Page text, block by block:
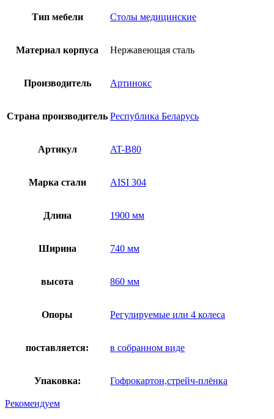
Тип мебели Столы медицинские
Материал корпуса Нержавеющая сталь
Производитель Артинокс
Страна производитель Республика Беларусь
Артикул AT-B80
Марка стали AISI 304
Длина 1900 мм
Ширина 740 мм
высота 860 мм
Опоры Регулируемые или 4 колеса
поставляется: в собранном виде
Упаковка: Гофрокартон,стрейч-плёнка
Рекомендуем